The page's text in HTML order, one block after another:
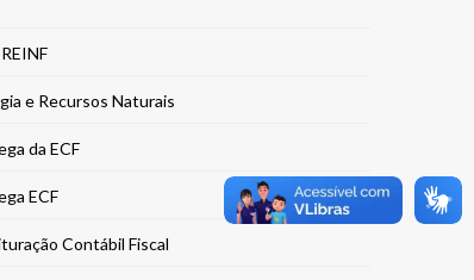
e Recursos Naturais
da ECF
ECF
Contábil Fiscal